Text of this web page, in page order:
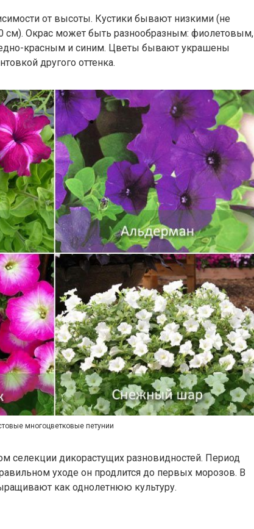
от высоты. Кустики бывают низкими (не
Окрас может быть разнообразным: фиолетовым,
красным и синим. Цветы бывают украшены
другого оттенка.
многоцветковые петунии
селекции дикорастущих разновидностей. Период
уходе он продлится до первых морозов. В
как однолетнюю культуру.